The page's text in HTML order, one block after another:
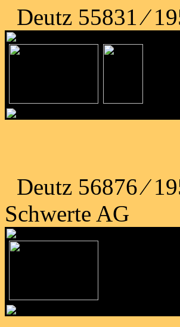
Deutz 55831 ⁄
Deutz 56876 ⁄
Schwerte AG